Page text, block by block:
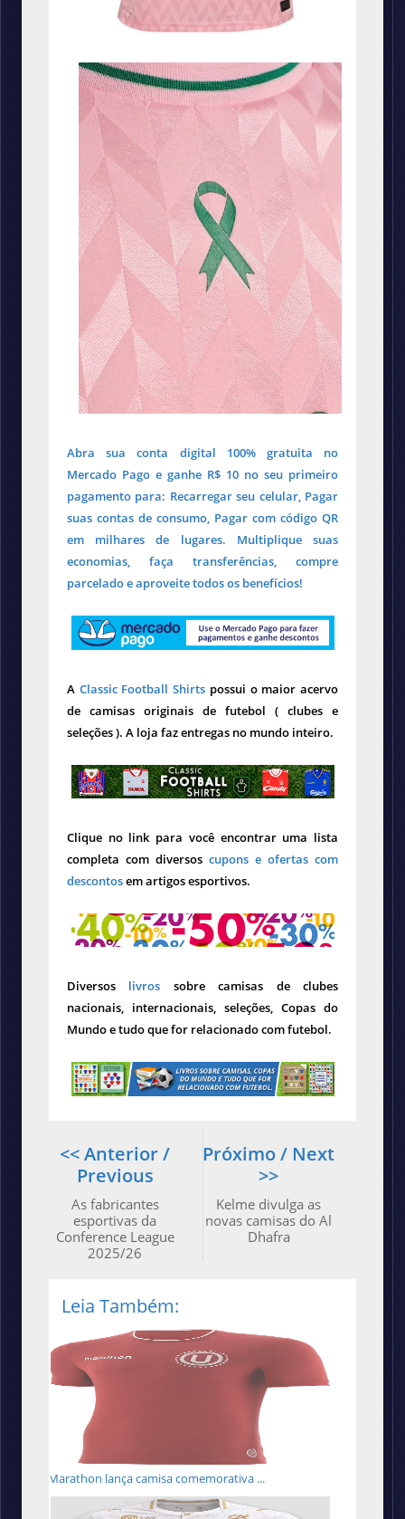
Abra sua conta digital 100% gratuita no
Mercado Pago e ganhe R$ 10 no seu primeiro
pagamento para: Recarregar seu celular, Pagar
suas contas de consumo, Pagar com código QR
em milhares de lugares. Multiplique suas
economias, faça transferências, compre
parcelado e aproveite todos os benefícios!
A Classic Football Shirts possui o maior acervo
de camisas originais de futebol ( clubes e
seleções ). A loja faz entregas no mundo inteiro.
Clique no link para você encontrar uma lista
completa com diversos cupons e ofertas com
descontosem artigos esportivos.
Diversos livros sobre camisas de clubes
nacionais, internacionais, seleções, Copas do
Mundo e tudo que for relacionado com futebol.
Próximo / Next
>>
Kelme divulga as
novas camisas do Al
Dhafra
<< Anterior /
Previous
As fabricantes
esportivas da
Conference League
2025/26
Leia Também:
Marathon lança camisa comemorativa ...